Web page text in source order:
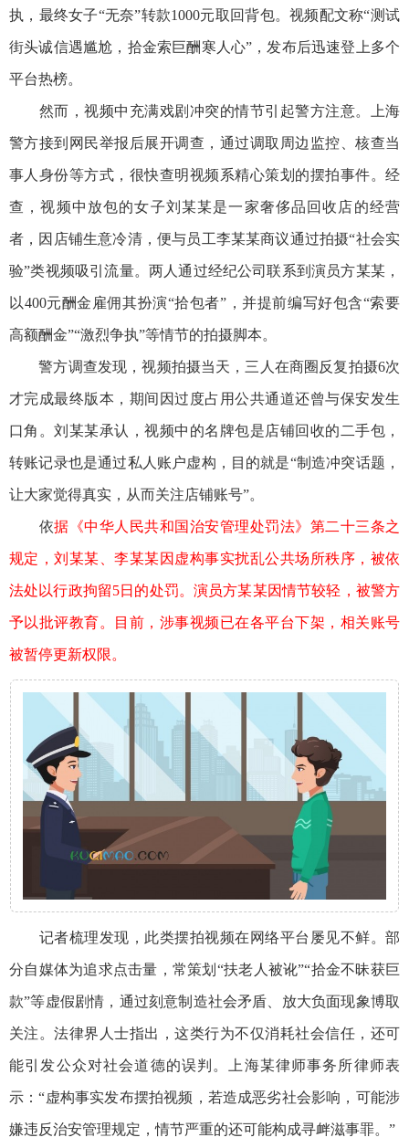
执，最终女子“无奈”转款1000元取回背包。视频配文称“测试
街头诚信遇尴尬，拾金索巨酬寒人心”，发布后迅速登上多个
平台热榜。
然而，视频中充满戏剧冲突的情节引起警方注意。上海
警方接到网民举报后展开调查，通过调取周边监控、核查当
事人身份等方式，很快查明视频系精心策划的摆拍事件。经
查，视频中放包的女子刘某某是一家奢侈品回收店的经营
者，因店铺生意冷清，便与员工李某某商议通过拍摄“社会实
验”类视频吸引流量。两人通过经纪公司联系到演员方某某，
以400元酬金雇佣其扮演“拾包者”，并提前编写好包含“索要
高额酬金”“激烈争执”等情节的拍摄脚本。
警方调查发现，视频拍摄当天，三人在商圈反复拍摄6次
才完成最终版本，期间因过度占用公共通道还曾与保安发生
口角。刘某某承认，视频中的名牌包是店铺回收的二手包，
转账记录也是通过私人账户虚构，目的就是“制造冲突话题，
让大家觉得真实，从而关注店铺账号”。
依据《中华人民共和国治安管理处罚法》第二十三条之
规定，刘某某、李某某因虚构事实扰乱公共场所秩序，被依
法处以行政拘留5日的处罚。演员方某某因情节较轻，被警方
予以批评教育。目前，涉事视频已在各平台下架，相关账号
被暂停更新权限。
记者梳理发现，此类摆拍视频在网络平台屡见不鲜。部
分自媒体为追求点击量，常策划“扶老人被讹”“拾金不昧获巨
款”等虚假剧情，通过刻意制造社会矛盾、放大负面现象博取
关注。法律界人士指出，这类行为不仅消耗社会信任，还可
能引发公众对社会道德的误判。上海某律师事务所律师表
示：“虚构事实发布摆拍视频，若造成恶劣社会影响，可能涉
嫌违反治安管理规定，情节严重的还可能构成寻衅滋事罪。”